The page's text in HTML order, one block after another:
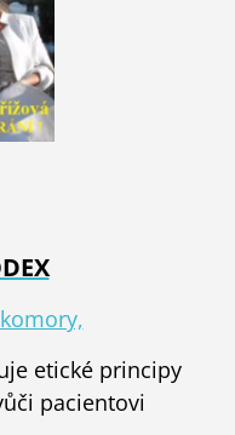
etické principy
pacientovi